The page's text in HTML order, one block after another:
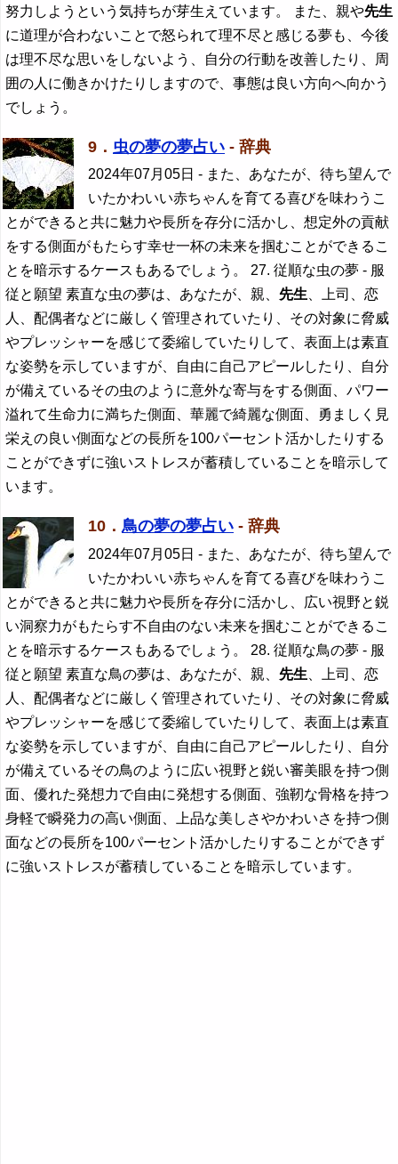
努力しようという気持ちが芽生えています。 また、親や先生
に道理が合わないことで怒られて理不尽と感じる夢も、今後
は理不尽な思いをしないよう、自分の行動を改善したり、周
囲の人に働きかけたりしますので、事態は良い方向へ向かう
でしょう。
9． 虫の夢の夢占い - 辞典
2024年07月05日 - また、あなたが、待ち望んで
いたかわいい赤ちゃんを育てる喜びを味わうこ
とができると共に魅力や長所を存分に活かし、想定外の貢献
をする側面がもたらす幸せ一杯の未来を掴むことができるこ
とを暗示するケースもあるでしょう。 27. 従順な虫の夢 - 服
従と願望 素直な虫の夢は、あなたが、親、先生、上司、恋
人、配偶者などに厳しく管理されていたり、その対象に脅威
やプレッシャーを感じて委縮していたりして、表面上は素直
な姿勢を示していますが、自由に自己アピールしたり、自分
が備えているその虫のように意外な寄与をする側面、パワー
溢れて生命力に満ちた側面、華麗で綺麗な側面、勇ましく見
栄えの良い側面などの長所を100パーセント活かしたりする
ことができずに強いストレスが蓄積していることを暗示して
います。
10． 鳥の夢の夢占い - 辞典
2024年07月05日 - また、あなたが、待ち望んで
いたかわいい赤ちゃんを育てる喜びを味わうこ
とができると共に魅力や長所を存分に活かし、広い視野と鋭
い洞察力がもたらす不自由のない未来を掴むことができるこ
とを暗示するケースもあるでしょう。 28. 従順な鳥の夢 - 服
従と願望 素直な鳥の夢は、あなたが、親、先生 、上司、恋
人、配偶者などに厳しく管理されていたり、その対象に脅威
やプレッシャーを感じて委縮していたりして、表面上は素直
な姿勢を示していますが、自由に自己アピールしたり、自分
が備えているその鳥のように広い視野と鋭い審美眼を持つ側
面、優れた発想力で自由に発想する側面、強靭な骨格を持つ
身軽で瞬発力の高い側面、上品な美しさやかわいさを持つ側
面などの長所を100パーセント活かしたりすることができず
に強いストレスが蓄積していることを暗示しています。